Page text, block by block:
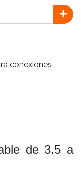
conexiones
de 3.5 a